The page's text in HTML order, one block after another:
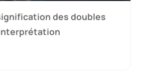
des doubles